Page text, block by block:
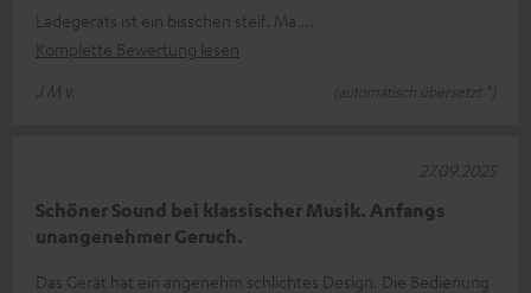
Ladegeräts ist ein bisschen steif. Ma
Komplette Bewertung lesen
J M v.
(automatisch übersetzt *)
Schöner Sound bei klassischer Musik. Anfangs
unangenehmer Geruch.
Das Gerät hat ein angenehm schlichtes Design. Die Bedienung
27.09.2025